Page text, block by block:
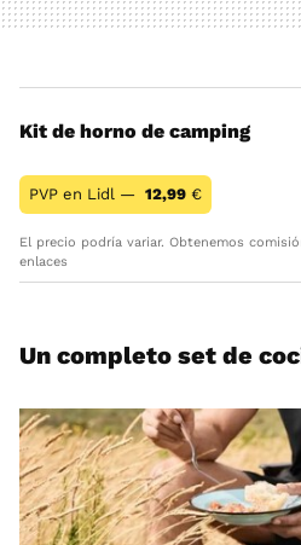
Kit de horno de camping
PVP en Lidl — 12,99 €
El precio podría variar. Obtenemos
enlaces
Un completo set de